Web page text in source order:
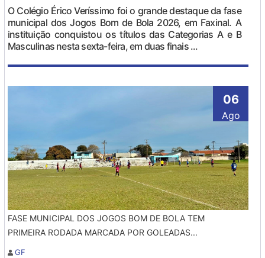
O Colégio Érico Veríssimo foi o grande destaque da fase
municipal dos Jogos Bom de Bola 2026, em Faxinal. A
instituição conquistou os títulos das Categorias A e B
Masculinas nesta sexta-feira, em duas finais ...
06
Ago
FASE MUNICIPAL DOS JOGOS BOM DE BOLA TEM
PRIMEIRA RODADA MARCADA POR GOLEADAS...
GF